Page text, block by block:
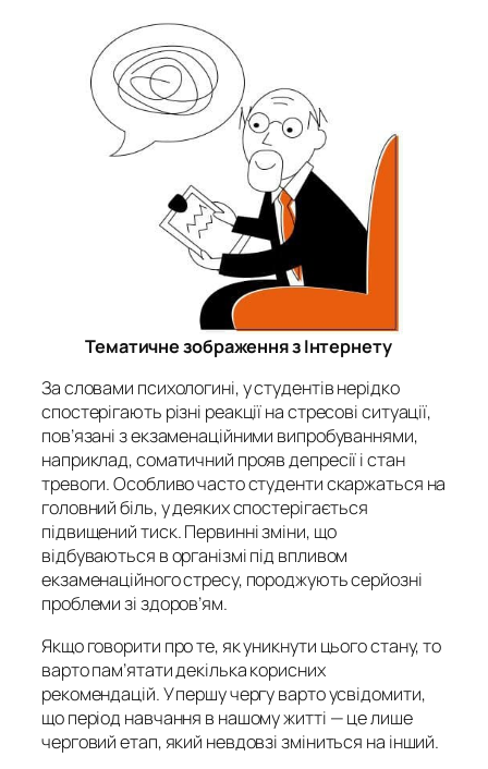
Тематичне зображення з Інтернету
За словами психологині, у студентів нерідко
спостерігають різні реакції на стресові ситуації,
пов’язані з екзаменаційними випробуваннями,
наприклад, соматичний прояв депресії і стан
тревоги. Особливо часто студенти скаржаться на
головний біль, у деяких спостерігається
підвищений тиск. Первинні зміни, що
відбуваються в організмі під впливом
екзаменаційного стресу, породжують серйозні
проблеми зі здоров’ям.
Якщо говорити про те, як уникнути цього стану, то
варто пам’ятати декілька корисних
рекомендацій. У першу чергу варто усвідомити,
що період навчання в нашому житті — це лише
черговий етап, який невдовзі зміниться на інший.